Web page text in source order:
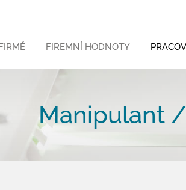
FIREMNÍ HODNOTY
Manipulant